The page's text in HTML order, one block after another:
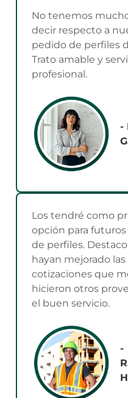
No tenemos
decir respecto a
pedido de perfiles
Trato amable y
profesional.
-
Los tendré como
opción para
de perfiles.
hayan mejorado las
cotizaciones que
hicieron otros
el buen servicio.
-